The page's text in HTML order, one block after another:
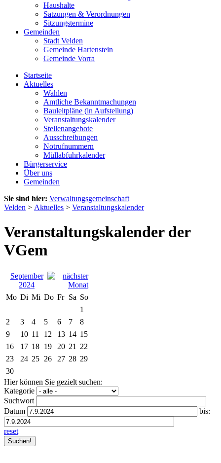
Haushalte
Satzungen & Verordnungen
Sitzungstermine
Gemeinden
Stadt Velden
Gemeinde Hartenstein
Gemeinde Vorra
Startseite
Aktuelles
Wahlen
Amtliche Bekanntmachungen
Bauleitpläne (in Aufstellung)
Veranstaltungskalender
Stellenangebote
Ausschreibungen
Notrufnummern
Müllabfuhrkalender
Bürgerservice
Über uns
Gemeinden
Sie sind hier: Verwaltungsgemeinschaft
Velden > Aktuelles > Veranstaltungskalender
Veranstaltungskalender der
VGem
September
2024
Mo Di Mi Do Fr Sa So
1
2
3 4 5 6 7
8
9
10 11 12 13 14 15
16
17 18 19 20 21
22
23
24 25 26 27 28 29
30
Hier können Sie gezielt suchen:
Kategorie
Suchwort
Datum
bis:
reset